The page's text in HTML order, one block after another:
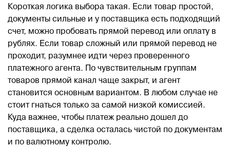
Короткая логика выбора такая. Если товар простой,
документы сильные и у поставщика есть подходящий
счет, можно пробовать прямой перевод или оплату в
рублях. Если товар сложный или прямой перевод не
проходит, разумнее идти через проверенного
платежного агента. По чувствительным группам
товаров прямой канал чаще закрыт, и агент
становится основным вариантом. В любом случае не
стоит гнаться только за самой низкой комиссией.
Куда важнее, чтобы платеж реально дошел до
поставщика, а сделка осталась чистой по документам
и по валютному контролю.